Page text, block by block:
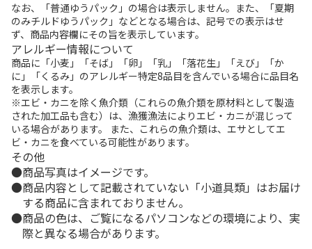
なお、「普通ゆうパック」の場合は表示しません。また、「夏期
のみチルドゆうパック」などとなる場合は、記号での表示はせ
ず、商品内容欄にその旨を表示しています。
アレルギー情報について
商品に「小麦」「そば」「卵」「乳」「落花生」「えび」「か
に」「くるみ」のアレルギー特定8品目を含んでいる場合に品目名
を表示します。
※エビ・カニを除く魚介類（これらの魚介類を原材料として製造
された加工品も含む）は、漁獲漁法によりエビ・カニが混じって
いる場合があります。 また、これらの魚介類は、エサとしてエ
ビ・カニを食べている可能性があります。
その他
商品写真はイメージです。
商品内容として記載されていない「小道具類」はお届け
する商品に含まれておりません。
商品の色は、ご覧になるパソコンなどの環境により、実
際と異なる場合があります。